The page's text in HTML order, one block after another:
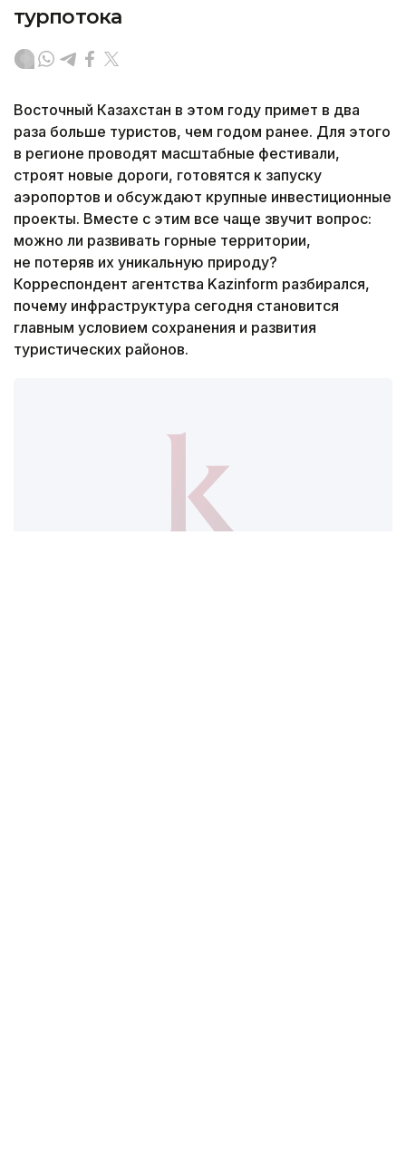
турпотока
Восточный Казахстан в этом году примет в два
раза больше туристов, чем годом ранее. Для этого
в регионе проводят масштабные фестивали,
строят новые дороги, готовятся к запуску
аэропортов и обсуждают крупные инвестиционные
проекты. Вместе с этим все чаще звучит вопрос:
можно ли развивать горные территории,
не потеряв их уникальную природу?
Корреспондент агентства Kazinform разбирался,
почему инфраструктура сегодня становится
главным условием сохранения и развития
туристических районов.